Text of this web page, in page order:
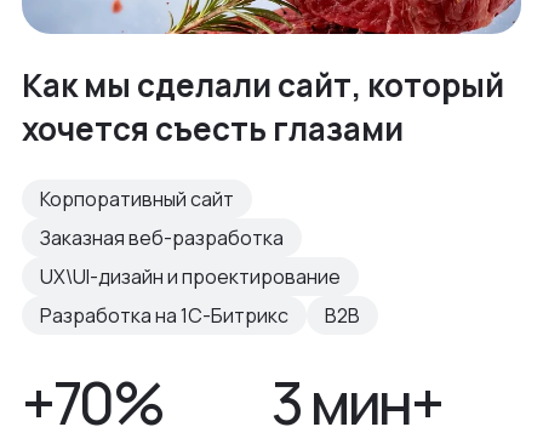
Как мы сделали сайт, который
хочется съесть глазами
Корпоративный сайт
Заказная веб-разработка
UX\UI-дизайн и проектирование
Разработка на 1С-Битрикс
B2B
+70% 3 мин+